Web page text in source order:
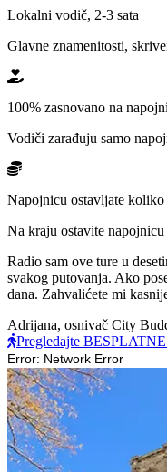
Lokalni vodič, 2-3 sata
Glavne znamenitosti,
100% zasnovano na
Vodiči zarađuju samo
Napojnicu ostavljate koliko
Na kraju ostavite
Radio sam ove ture u
svakog putovanja. Ako
dana. Zahvalićete mi
Adrijana, osnivač City
Pregledajte BESPLATNE